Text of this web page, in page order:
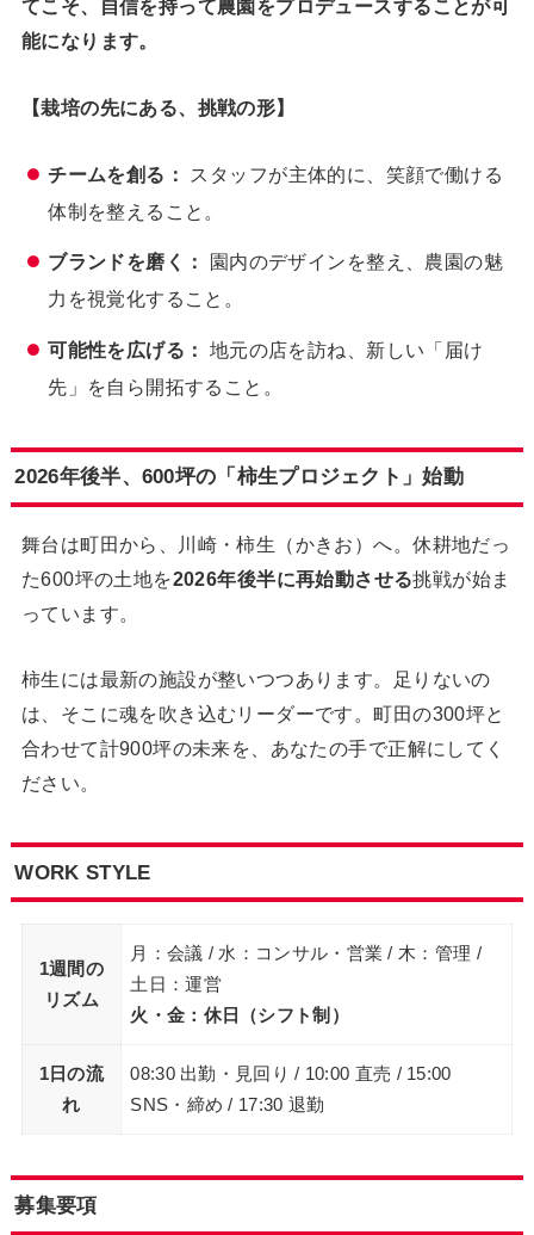
てこそ、自信を持って農園をプロデュースすることが可
能になります。
【栽培の先にある、挑戦の形】
チームを創る：
スタッフが主体的に、笑顔で働ける
体制を整えること。
ブランドを磨く：
園内のデザインを整え、農園の魅
力を視覚化すること。
可能性を広げる：
地元の店を訪ね、新しい「届け
先」を自ら開拓すること。
2026年後半、600坪の「柿生プロジェクト」始動
舞台は町田から、川崎・柿生（かきお）へ。休耕地だっ
た600坪の土地を2026年後半に再始動させる挑戦が始ま
っています。
柿生には最新の施設が整いつつあります。足りないの
は、そこに魂を吹き込むリーダーです。町田の300坪と
合わせて計900坪の未来を、あなたの手で正解にしてく
ださい。
WORK STYLE
1週間の
リズム
月：会議 / 水：コンサル・営業 / 木：管理 /
土日：運営
火・金：休日（シフト制）
1日の流
れ
08:30 出勤・見回り / 10:00 直売 / 15:00
SNS・締め / 17:30 退勤
募集要項